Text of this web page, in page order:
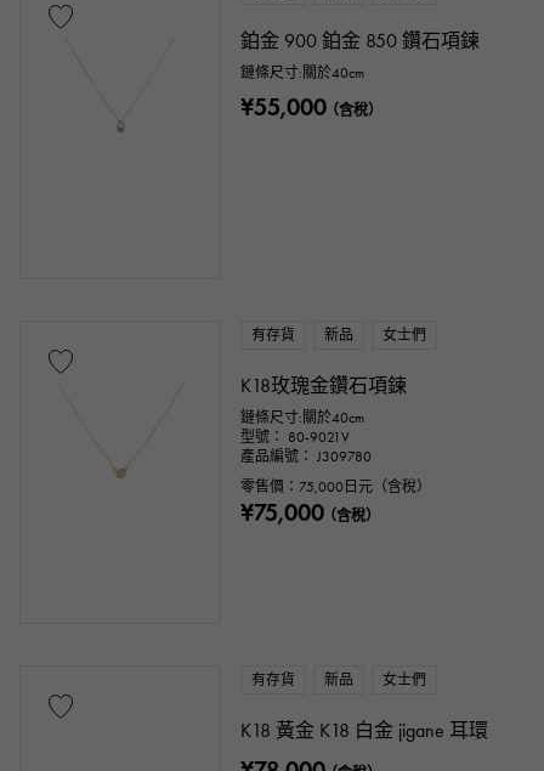
鉑金 900 鉑金 850 鑽石項鍊
鏈條尺寸:關於40cm
¥55,000（含稅）
有存貨 新品 女士們
K18玫瑰金鑽石項鍊
鏈條尺寸:關於40cm
型號： 80-9021V
產品編號： J309780
零售價： 75,000 日元（含稅）
¥75,000（含稅）
有存貨 新品 女士們
K18 黃金 K18 白金 jigane 耳環